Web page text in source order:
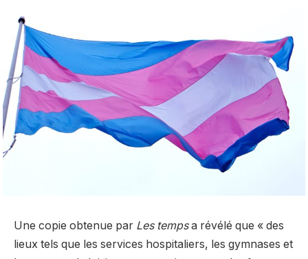
⁠Une copie obtenue par Les tempsa révélé que « des
lieux tels que les services hospitaliers, les gymnases et